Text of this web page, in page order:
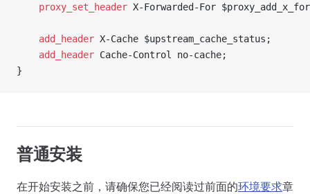
    proxy_set_header
X-Forwarded-For
    add_header
X-Cache $upstream_cache_status;
    add_header
Cache-Control no-cache;
}
普通安装
在开始安装之前，请确保您已经阅读过前面的环境要求章